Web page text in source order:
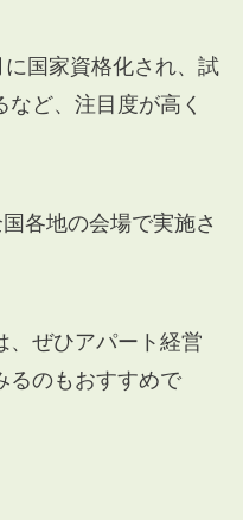
国家資格化され、試
ど、注目度が高く
各地の会場で実施さ
、ぜひアパート経営
るのもおすすめで